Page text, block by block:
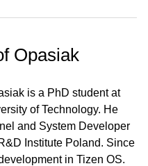
Opasiak
is a PhD student at
of Technology. He
and System Developer
Institute Poland. Since
in Tizen OS.